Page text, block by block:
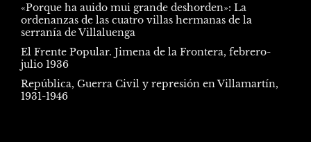
«Porque ha auido mui grande deshorden»: La
ordenanzas de las cuatro villas hermanas de la
serranía de Villaluenga
El Frente Popular. Jimena de la Frontera, febrero-
julio 1936
República, Guerra Civil y represión en Villamartín,
1931-1946